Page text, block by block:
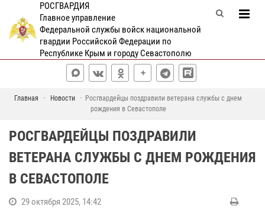
РОСГВАРДИЯ
Главное управление
Федеральной службы войск национальной
гвардии Российской Федерации по
Республике Крым и городу Севастополю
Главная Новости
Росгвардейцы поздравили ветерана службы с днем
рождения в Севастополе
РОСГВАРДЕЙЦЫ ПОЗДРАВИЛИ
ВЕТЕРАНА СЛУЖБЫ С ДНЕМ РОЖДЕНИЯ
В СЕВАСТОПОЛЕ
29 октября 2025, 14:42